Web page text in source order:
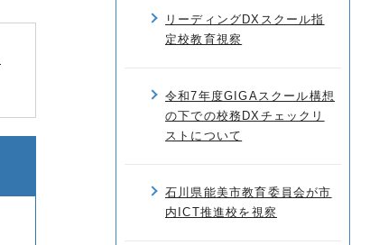
リーディングDXスクール指
定校教育視察
令和7年度GIGAスクール構想
の下での校務DXチェックリ
ストについて
石川県能美市教育委員会が市
内ICT推進校を視察